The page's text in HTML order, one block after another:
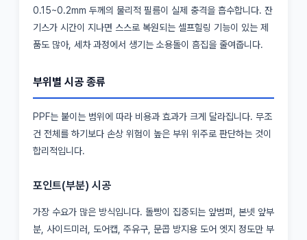
0.15~0.2mm 두께의 물리적 필름이 실제 충격을 흡수합니다. 잔
기스가 시간이 지나면 스스로 복원되는 셀프힐링 기능이 있는 제
품도 많아, 세차 과정에서 생기는 소용돌이 흠집을 줄여줍니다.
부위별 시공 종류
PPF는 붙이는 범위에 따라 비용과 효과가 크게 달라집니다. 무조
건 전체를 하기보다 손상 위험이 높은 부위 위주로 판단하는 것이
합리적입니다.
포인트(부분) 시공
가장 수요가 많은 방식입니다. 돌빵이 집중되는 앞범퍼, 본넷 앞부
분, 사이드미러, 도어캡, 주유구, 문콥 방지용 도어 엣지 정도만 부